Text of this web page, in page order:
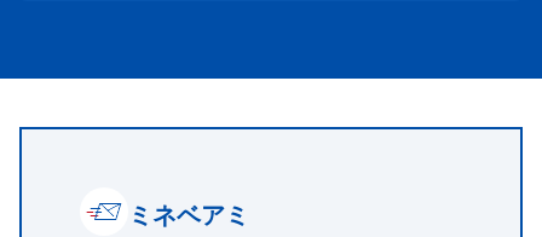
ミネベアミ